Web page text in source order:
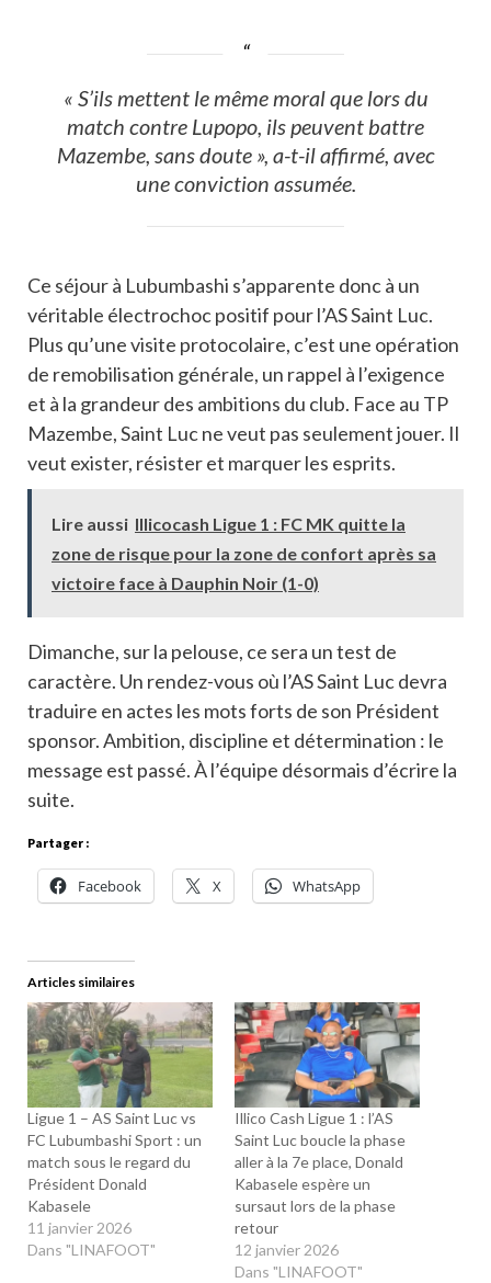
« S’ils mettent le même moral que lors du
match contre Lupopo, ils peuvent battre
Mazembe, sans doute », a-t-il affirmé, avec
une conviction assumée.
Ce séjour à Lubumbashi s’apparente donc à un
véritable électrochoc positif pour l’AS Saint Luc.
Plus qu’une visite protocolaire, c’est une opération
de remobilisation générale, un rappel à l’exigence
et à la grandeur des ambitions du club. Face au TP
Mazembe, Saint Luc ne veut pas seulement jouer. Il
veut exister, résister et marquer les esprits.
Lire aussi Illicocash Ligue 1 : FC MK quitte la
zone de risque pour la zone de confort après sa
victoire face à Dauphin Noir (1-0)
Dimanche, sur la pelouse, ce sera un test de
caractère. Un rendez-vous où l’AS Saint Luc devra
traduire en actes les mots forts de son Président
sponsor. Ambition, discipline et détermination : le
message est passé. À l’équipe désormais d’écrire la
suite.
Partager :
Facebook X WhatsApp
Articles similaires
Ligue 1 – AS Saint Luc vs
FC Lubumbashi Sport : un
match sous le regard du
Président Donald
Kabasele
11 janvier 2026
Dans "LINAFOOT"
Illico Cash Ligue 1 : l’AS
Saint Luc boucle la phase
aller à la 7e place, Donald
Kabasele espère un
sursaut lors de la phase
retour
12 janvier 2026
Dans "LINAFOOT"